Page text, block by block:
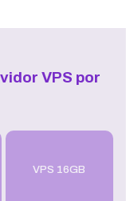
VPS por
VPS 16GB